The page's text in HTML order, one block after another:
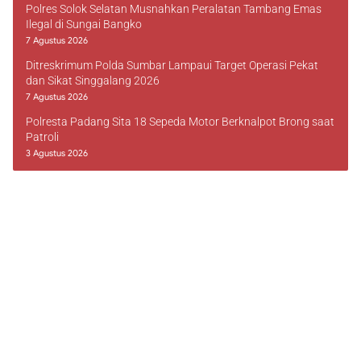
Polres Solok Selatan Musnahkan Peralatan Tambang Emas
Ilegal di Sungai Bangko
7 Agustus 2026
Ditreskrimum Polda Sumbar Lampaui Target Operasi Pekat
dan Sikat Singgalang 2026
7 Agustus 2026
Polresta Padang Sita 18 Sepeda Motor Berknalpot Brong saat
Patroli
3 Agustus 2026